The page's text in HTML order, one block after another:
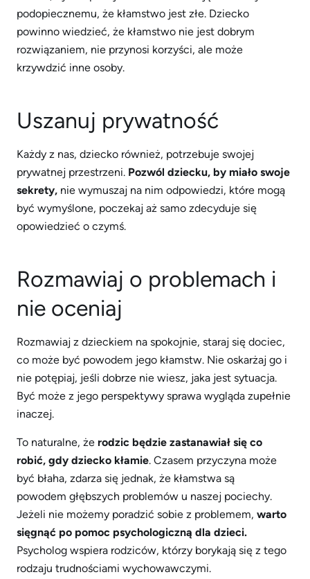
podopiecznemu, że kłamstwo jest złe. Dziecko
powinno wiedzieć, że kłamstwo nie jest dobrym
rozwiązaniem, nie przynosi korzyści, ale może
krzywdzić inne osoby.
Uszanuj prywatność
Każdy z nas, dziecko również, potrzebuje swojej
prywatnej przestrzeni. Pozwól dziecku, by miało swoje
sekrety, nie wymuszaj na nim odpowiedzi, które mogą
być wymyślone, poczekaj aż samo zdecyduje się
opowiedzieć o czymś.
Rozmawiaj o problemach i
nie oceniaj
Rozmawiaj z dzieckiem na spokojnie, staraj się dociec,
co może być powodem jego kłamstw. Nie oskarżaj go i
nie potępiaj, jeśli dobrze nie wiesz, jaka jest sytuacja.
Być może z jego perspektywy sprawa wygląda zupełnie
inaczej.
To naturalne, że rodzic będzie zastanawiał się co
robić, gdy dziecko kłamie. Czasem przyczyna może
być błaha, zdarza się jednak, że kłamstwa są
powodem głębszych problemów u naszej pociechy.
Jeżeli nie możemy poradzić sobie z problemem, warto
sięgnąć po pomoc psychologiczną dla dzieci.
Psycholog wspiera rodziców, którzy borykają się z tego
rodzaju trudnościami wychowawczymi.